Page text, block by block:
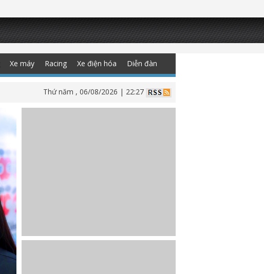
Xe máy Racing Xe điện hóa Diễn đàn
Thứ năm , 06/08/2026 | 22:27